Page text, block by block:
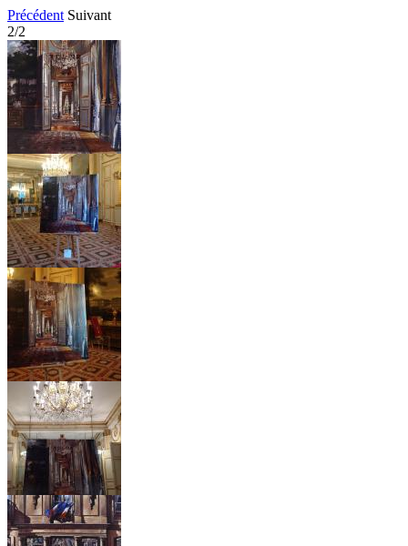
Précédent Suivant
2/2